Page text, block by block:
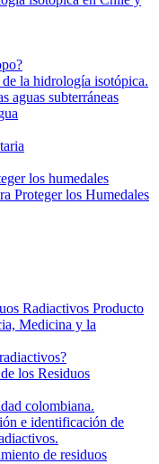
la hidrología isotópica.
aguas subterráneas
los humedales
Proteger los Humedales
Radiactivos Producto
Medicina y la
los Residuos
colombiana.
e identificación de
de residuos